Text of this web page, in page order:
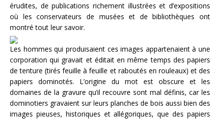
érudites, de publications richement illustrées et d’expositions
où les conservateurs de musées et de bibliothèques ont
montré tout leur savoir.
Les hommes qui produisaient ces images appartenaient à une
corporation qui gravait et éditait en même temps des papiers
de tenture (tirés feuille à feuille et raboutés en rouleaux) et des
papiers dominotés. L’origine du mot est obscure et les
domaines de la gravure qu’il recouvre sont mal définis, car les
dominotiers gravaient sur leurs planches de bois aussi bien des
images pieuses, historiques et allégoriques, que des papiers